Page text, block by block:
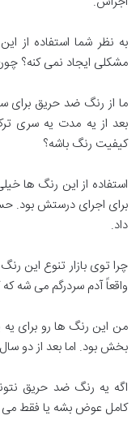
به نظر شما استفاده از
مشکلی ایجاد نمی کنه؟
ما از رنگ ضد حریق برای
بعد از یه مدت یه سری
کیفیت رنگ باشه؟
استفاده از این رنگ ها
برای اجرای درستش
داد.
چرا توی بازار تنوع این
واقعاً آدم سردرگم می شه
من این رنگ ها رو برای
بخش بود. اما بعد از دو
اگه یه رنگ ضد حریق
کامل عوض بشه یا فقط